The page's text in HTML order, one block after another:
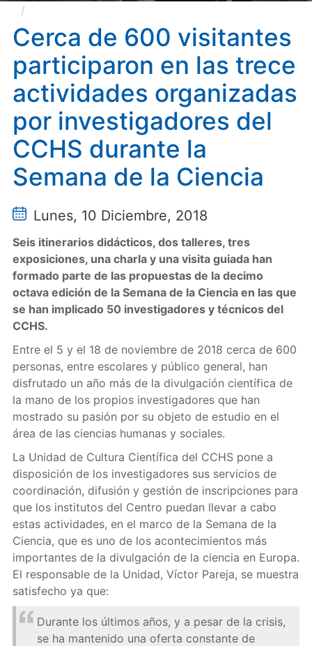
actividades organizadas por investigadores del CCHS
durante la Semana de la Ciencia
Cerca de 600 visitantes
participaron en las trece
actividades organizadas
por investigadores del
CCHS durante la
Semana de la Ciencia
Lunes, 10 Diciembre, 2018
Seis itinerarios didácticos, dos talleres, tres
exposiciones, una charla y una visita guiada han
formado parte de las propuestas de la decimo
octava edición de la Semana de la Ciencia en las que
se han implicado 50 investigadores y técnicos del
CCHS.
Entre el 5 y el 18 de noviembre de 2018 cerca de 600
personas, entre escolares y público general, han
disfrutado un año más de la divulgación científica de
la mano de los propios investigadores que han
mostrado su pasión por su objeto de estudio en el
área de las ciencias humanas y sociales.
La Unidad de Cultura Científica del CCHS pone a
disposición de los investigadores sus servicios de
coordinación, difusión y gestión de inscripciones para
que los institutos del Centro puedan llevar a cabo
estas actividades, en el marco de la Semana de la
Ciencia, que es uno de los acontecimientos más
importantes de la divulgación de la ciencia en Europa.
El responsable de la Unidad, Víctor Pareja, se muestra
satisfecho ya que:
Durante los últimos años, y a pesar de la crisis,
se ha mantenido una oferta constante de